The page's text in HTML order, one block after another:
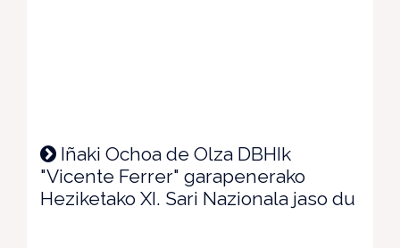
Iñaki Ochoa de Olza DBHIk
"Vicente Ferrer" garapenerako
Heziketako XI. Sari Nazionala jaso du